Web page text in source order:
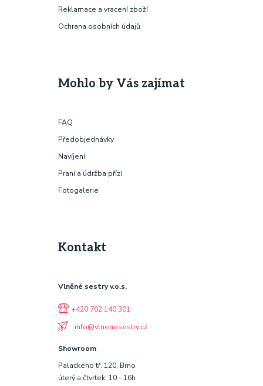
Reklamace a vracení zboží
Ochrana osobních údajů
Mohlo by Vás zajímat
FAQ
Předobjednávky
Navíjení
Praní a údržba přízí
Fotogalerie
Kontakt
Vlněné sestry v.o.s.
+420 702 140 301
info@vlnenesestry.cz
Showroom
Palackého tř. 120, Brno
úterý a čtvrtek: 10 - 16h